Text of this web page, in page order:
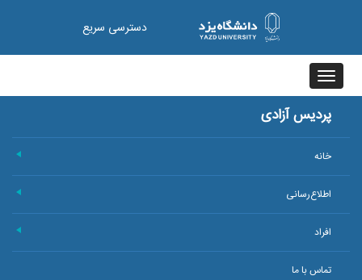
دسترسی سریع
Toggle
navigation
پردیس آزادی
خانه
اطلاع‌رسانی
افراد
تماس با ما